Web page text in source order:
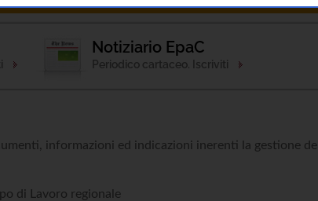
Notiziario EpaC
Periodico cartaceo. Iscriviti
informazioni ed indicazioni inerenti la gestione
di Lavoro regionale